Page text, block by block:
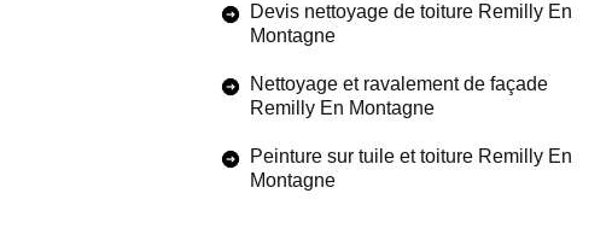
Devis nettoyage de toiture Remilly En
Montagne
Nettoyage et ravalement de façade
Remilly En Montagne
Peinture sur tuile et toiture Remilly En
Montagne